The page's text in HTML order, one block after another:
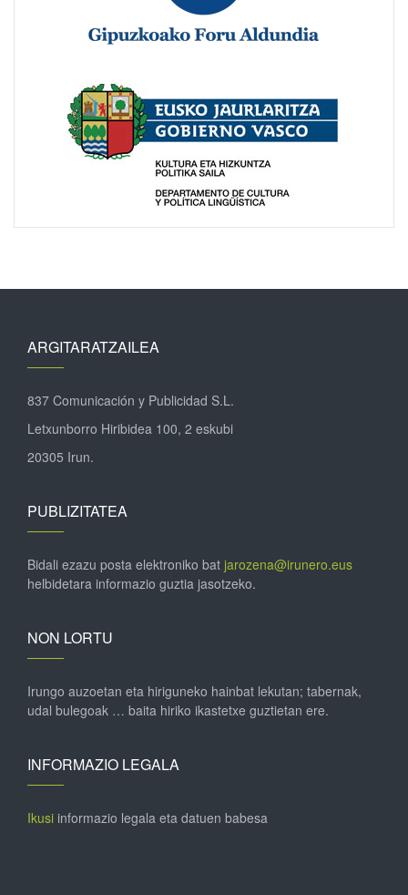
ARGITARATZAILEA
837 Comunicación y Publicidad S.L.
Letxunborro Hiribidea 100, 2 eskubi
20305 Irun.
PUBLIZITATEA
Bidali ezazu posta elektroniko bat jarozena@irunero.eus
helbidetara informazio guztia jasotzeko.
NON LORTU
Irungo auzoetan eta hiriguneko hainbat lekutan; tabernak,
udal bulegoak … baita hiriko ikastetxe guztietan ere.
INFORMAZIO LEGALA
Ikusi informazio legala eta datuen babesa